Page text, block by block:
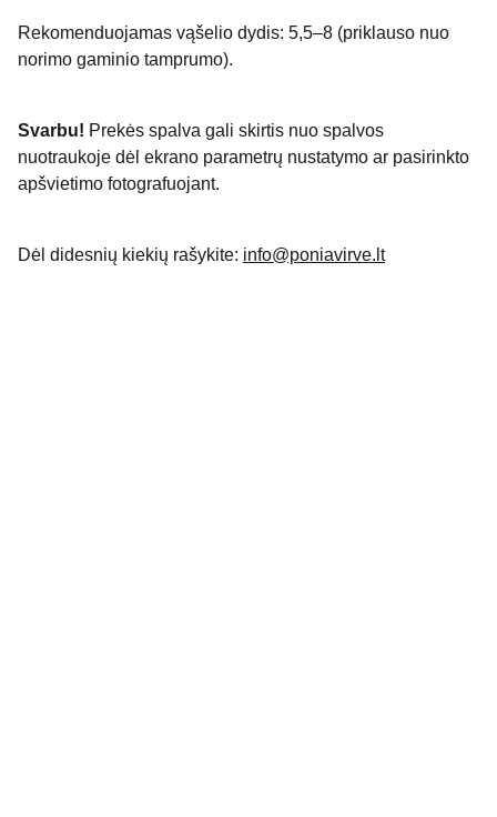
Rekomenduojamas vąšelio dydis: 5,5–8 (priklauso nuo
norimo gaminio tamprumo).
Svarbu! Prekės spalva gali skirtis nuo spalvos
nuotraukoje dėl ekrano parametrų nustatymo ar pasirinkto
apšvietimo fotografuojant.
Dėl didesnių kiekių rašykite: info@poniavirve.lt